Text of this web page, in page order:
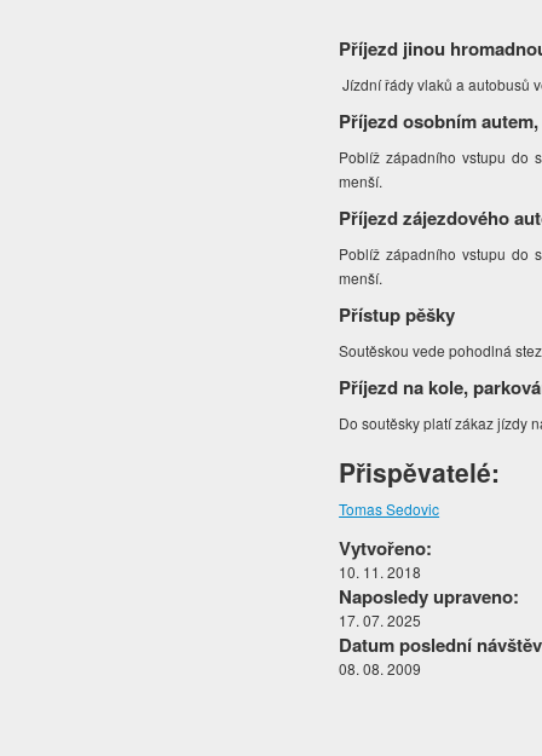
Příjezd jinou
Jízdní řády vlaků a autobusů
Příjezd osobním
Poblíž západního vstupu do
menší.
Příjezd zájezdového
Poblíž západního vstupu do
menší.
Přístup pěšky
Soutěskou vede pohodlná
Příjezd na kole,
Do soutěsky platí zákaz jízdy
Přispěvatelé:
Tomas Sedovic
Vytvořeno:
10. 11. 2018
Naposledy upraveno:
17. 07. 2025
Datum poslední
08. 08. 2009